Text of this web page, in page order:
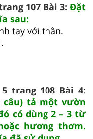
107 Bài 3: Đặt
sau:
tay với thân.
trang 108 Bài 4:
tả một vườn
có dùng 2 – 3 từ
hương thơm.